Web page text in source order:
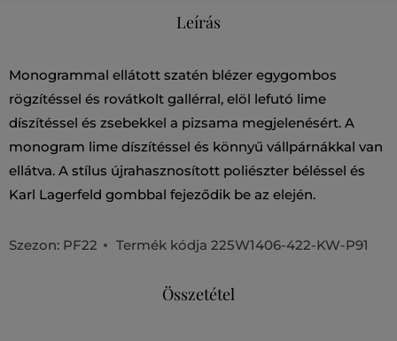
Leírás
Monogrammal ellátott szatén blézer egygombos
rögzítéssel és rovátkolt gallérral, elöl lefutó lime
díszítéssel és zsebekkel a pizsama megjelenésért. A
monogram lime díszítéssel és könnyű vállpárnákkal van
ellátva. A stílus újrahasznosított poliészter béléssel és
Karl Lagerfeld gombbal fejeződik be az elején.
Szezon: PF22 Termék kódja 225W1406-422-KW-P91
Összetétel